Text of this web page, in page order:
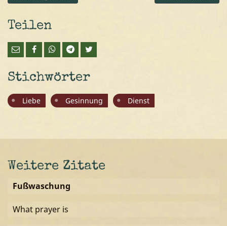
Teilen
Stichwörter
Liebe Gesinnung Dienst
Weitere Zitate
Fußwaschung
What prayer is